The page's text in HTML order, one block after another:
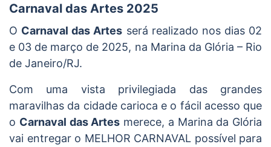
Carnaval das Artes 2025
O Carnaval das Artes será realizado nos dias 02
e 03 de março de 2025, na Marina da Glória – Rio
de Janeiro/RJ.
Com uma vista privilegiada das grandes
maravilhas da cidade carioca e o fácil acesso que
o Carnaval das Artes merece, a Marina da Glória
vai entregar o MELHOR CARNAVAL possível para